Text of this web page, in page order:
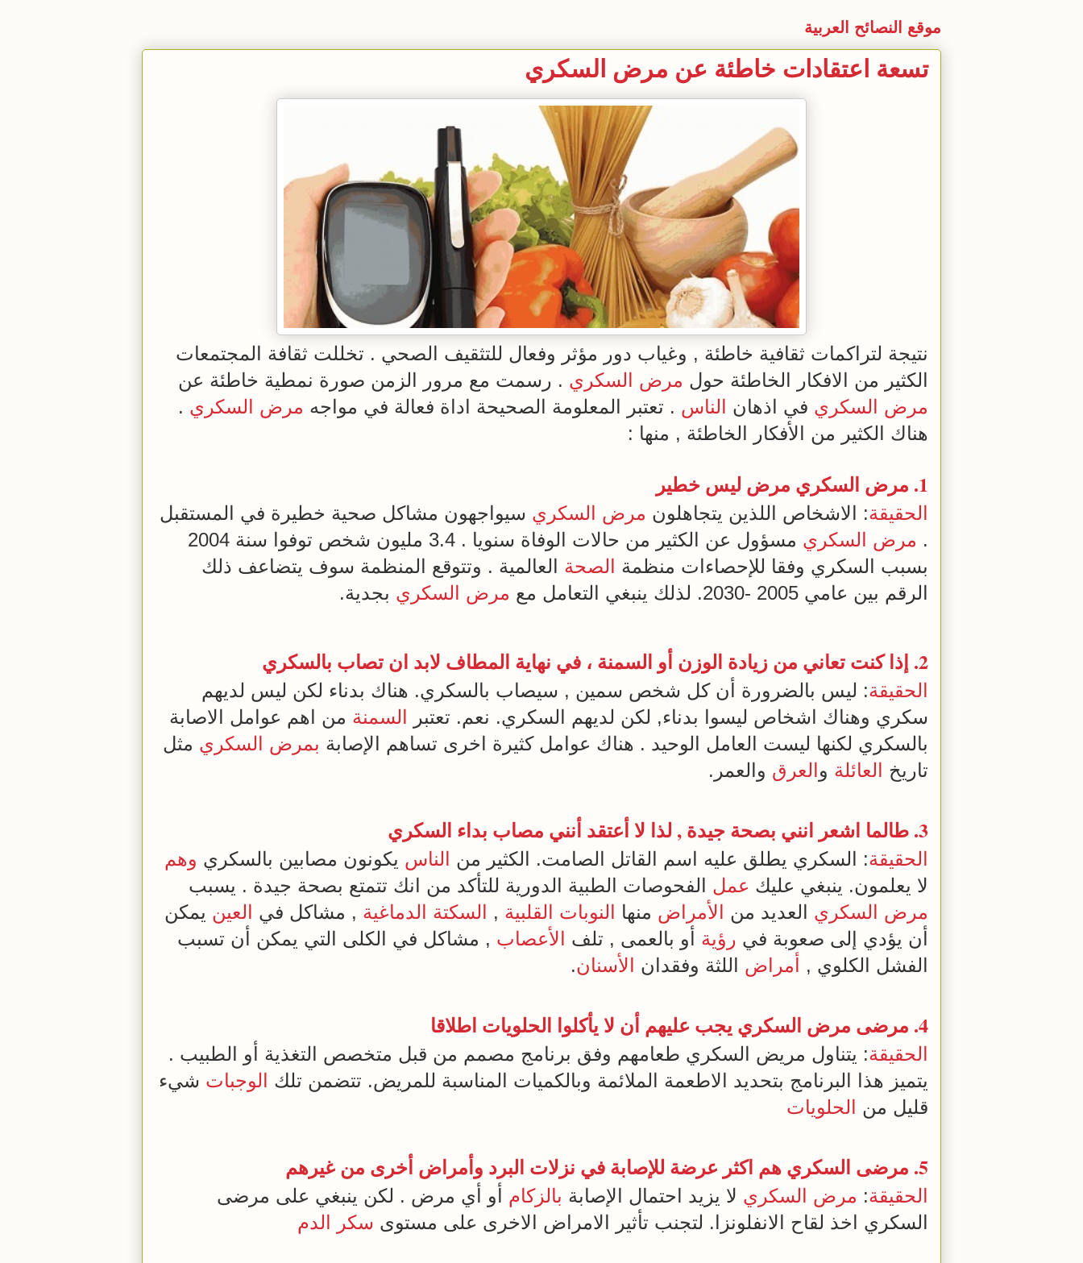
موقع النصائح العربية
تسعة اعتقادات خاطئة عن مرض السكري
نتيجة لتراكمات ثقافية خاطئة , وغياب دور مؤثر وفعال للتثقيف الصحي . تخللت ثقافة المجتمعات
الكثير من الافكار الخاطئة حول مرض السكري . رسمت مع مرور الزمن صورة نمطية خاطئة عن
مرض السكري في اذهان الناس . تعتبر المعلومة الصحيحة اداة فعالة في مواجه مرض السكري .
هناك الكثير من الأفكار الخاطئة , منها :
1. مرض السكري مرض ليس خطير
الحقيقة: الاشخاص اللذين يتجاهلون مرض السكري سيواجهون مشاكل صحية خطيرة في المستقبل
. مرض السكري
مسؤول عن الكثير من حالات الوفاة سنويا . 3.4 مليون شخص توفوا سنة 2004
بسبب السكري وفقا للإحصاءات منظمة
الصحة العالمية . وتتوقع المنظمة سوف يتضاعف ذلك
الرقم بين عامي 2005 -2030. لذلك ينبغي التعامل مع
مرض السكري بجدية.
2. إذا كنت تعاني من زيادة الوزن أو السمنة ، في نهاية المطاف لابد ان تصاب بالسكري
الحقيقة: ليس بالضرورة أن كل شخص سمين , سيصاب بالسكري. هناك بدناء لكن ليس لديهم
سكري وهناك اشخاص ليسوا بدناء, لكن لديهم السكري. نعم. تعتبر
السمنة من اهم عوامل الاصابة
بالسكري لكنها ليست العامل الوحيد . هناك عوامل كثيرة اخرى تساهم الإصابة بمرض السكري مثل
تاريخ
العائلة و العرق والعمر.
3. طالما اشعر انني بصحة جيدة , لذا لا أعتقد أنني مصاب بداء السكري
الحقيقة: السكري يطلق عليه اسم القاتل الصامت. الكثير من الناس يكونون مصابين بالسكري وهم
لا يعلمون. ينبغي عليك عمل الفحوصات الطبية الدورية للتأكد من انك تتمتع بصحة جيدة . يسبب
مرض السكري العديد من الأمراض منها النوبات القلبية , السكتة الدماغية , مشاكل في العين يمكن
أن يؤدي إلى صعوبة في رؤية أو بالعمى , تلف الأعصاب , مشاكل في الكلى التي يمكن أن تسبب
الفشل الكلوي ,
أمراض اللثة وفقدان الأسنان.
4. مرضى مرض السكري يجب عليهم أن لا يأكلوا الحلويات اطلاقا
الحقيقة: يتناول مريض السكري طعامهم وفق برنامج مصمم من قبل متخصص التغذية أو الطبيب .
يتميز هذا البرنامج بتحديد الاطعمة الملائمة وبالكميات المناسبة للمريض. تتضمن تلك
الوجبات شيء
قليل من
الحلويات
5. مرضى السكري هم اكثر عرضة للإصابة في نزلات البرد وأمراض أخرى من غيرهم
الحقيقة: مرض السكري لا يزيد احتمال الإصابة بالزكام أو أي مرض . لكن ينبغي على مرضى
السكري اخذ لقاح الانفلونزا. لتجنب تأثير الامراض الاخرى على مستوى سكر الدم